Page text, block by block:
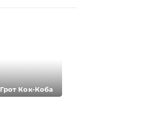
Грот Кок-Коба